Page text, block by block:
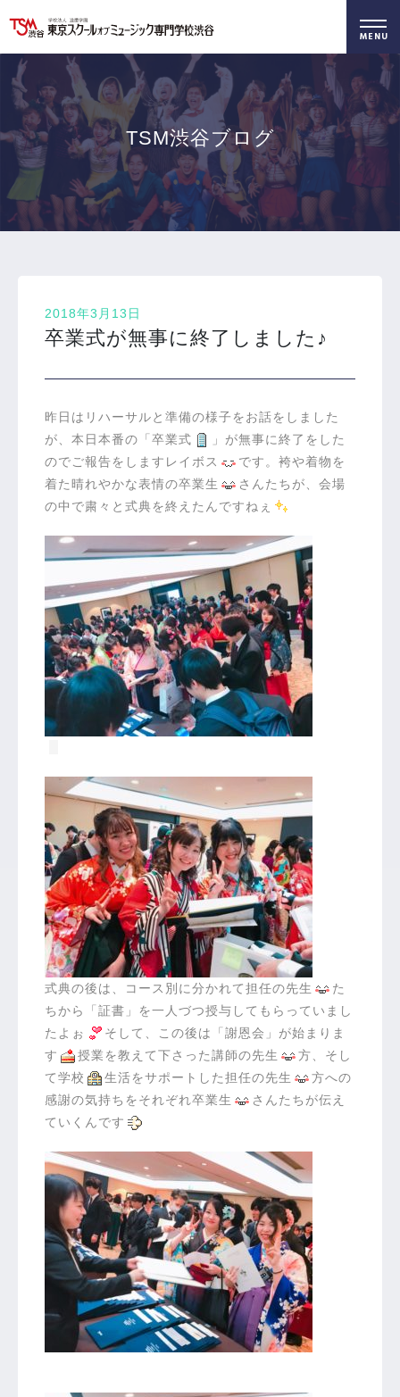
学科・専攻 資料請求 オープンキャンパス
TSM渋谷ブログ
2018年3月13日
卒業式が無事に終了しました♪
昨日はリハーサルと準備の様子をお話をしました
が、本日本番の「卒業式
」が無事に終了をした
のでご報告をしますレイボス
です。袴や着物を
着た晴れやかな表情の卒業生
さんたちが、会場
の中で粛々と式典を終えたんですねぇ
式典の後は、コース別に分かれて担任の先生
た
ちから「証書」を一人づつ授与してもらっていまし
たよぉ
そして、この後は「謝恩会」が始まりま
す
授業を教えて下さった講師の先生
方、そし
て学校
生活をサポートした担任の先生
方への
感謝の気持ちをそれぞれ卒業生
さんたちが伝え
ていくんです